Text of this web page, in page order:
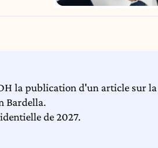
la publication d'un article sur la
Bardella.
de 2027.